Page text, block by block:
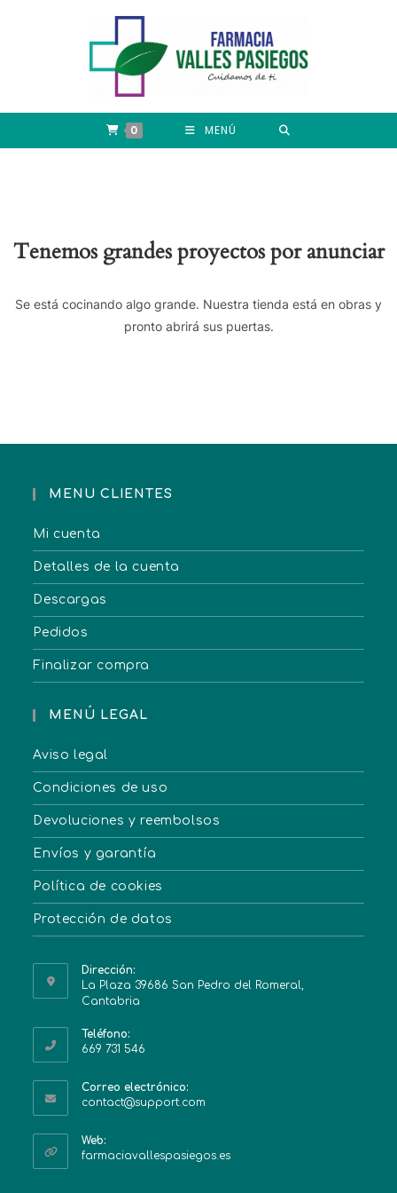
0 MENÚ
Tenemos grandes proyectos por anunciar
Se está cocinando algo grande. Nuestra tienda está en obras y
pronto abrirá sus puertas.
MENU CLIENTES
Mi cuenta
Detalles de la cuenta
Descargas
Pedidos
Finalizar compra
MENÚ LEGAL
Aviso legal
Condiciones de uso
Devoluciones y reembolsos
Envíos y garantía
Política de cookies
Protección de datos
Dirección:
La Plaza 39686 San Pedro del Romeral,
Cantabria
Teléfono:
669 731 546
Correo electrónico:
contact@support.com
Web:
farmaciavallespasiegos.es